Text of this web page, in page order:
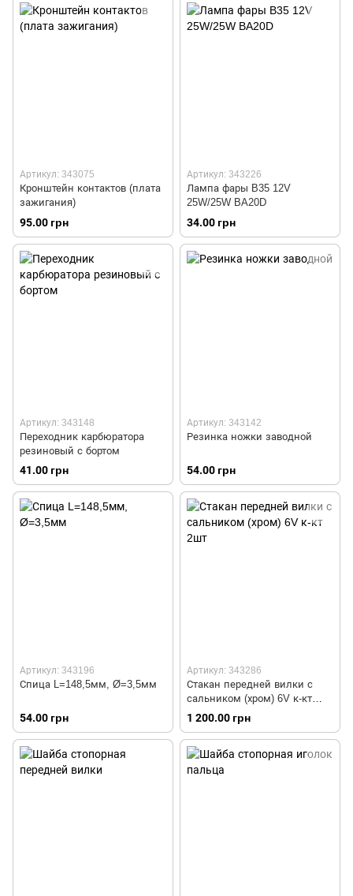
Артикул: 343075
Кронштейн контактов (плата
зажигания)
95.00 грн
Артикул: 343226
Лампа фары B35 12V
25W/25W BA20D
34.00 грн
Артикул: 343148
Переходник карбюратора
резиновый с бортом
41.00 грн
Артикул: 343142
Резинка ножки заводной
54.00 грн
Артикул: 343196
Спица L=148,5мм, Ø=3,5мм
54.00 грн
Артикул: 343286
Стакан передней вилки с
сальником (хром) 6V к-кт
2шт
1 200.00 грн